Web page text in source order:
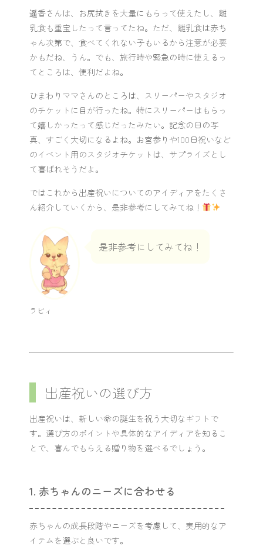
遥香さんは、お尻拭きを大量にもらって使えたし、離
乳食も重宝したって言ってたね。ただ、離乳食は赤ち
ゃん次第で、食べてくれない子もいるから注意が必要
かもだね、うん。でも、旅行時や緊急の時に使えるっ
てところは、便利だよね。
ひまわりママさんのところは、スリーパーやスタジオ
のチケットに目が行ったね。特にスリーパーはもらっ
て嬉しかったって感じだったみたい。記念の日の写
真、すごく大切になるよね。お宮参りや100日祝いなど
のイベント用のスタジオチケットは、サプライズとし
て喜ばれそうだよ。
ではこれから出産祝いについてのアイディアをたくさ
ん紹介していくから、是非参考にしてみてね！
ラビィ
是非参考にしてみてね！
出産祝いの選び方
出産祝いは、新しい命の誕生を祝う大切なギフトで
す。選び方のポイントや具体的なアイディアを知るこ
とで、喜んでもらえる贈り物を選べるでしょう。
1. 赤ちゃんのニーズに合わせる
赤ちゃんの成長段階やニーズを考慮して、実用的なア
イテムを選ぶと良いです。